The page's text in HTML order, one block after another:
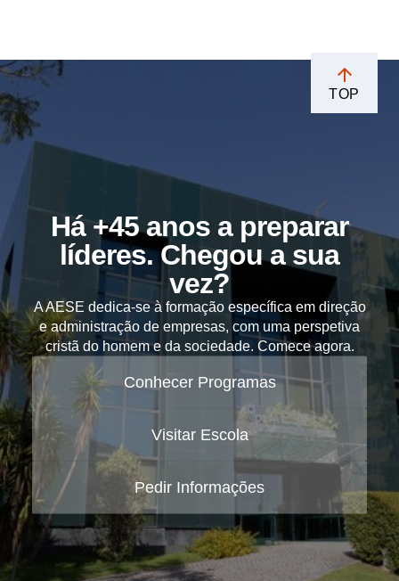
TOP
Há +45 anos a preparar
líderes. Chegou a sua
vez?
A AESE dedica-se à formação específica em direção
e administração de empresas, com uma perspetiva
cristã do homem e da sociedade. Comece agora.
Conhecer Programas
Visitar Escola
Pedir Informações